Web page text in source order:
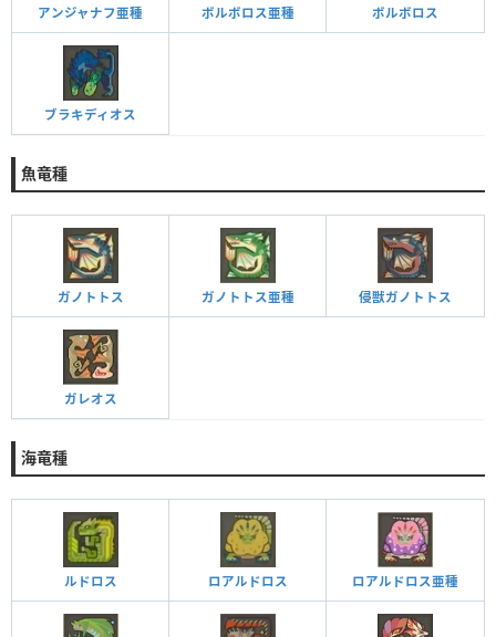
アンジャナフ亜種 ボルボロス亜種 ボルボロス
ブラキディオス
魚竜種
ガノトトス ガノトトス亜種 侵獣ガノトトス
ガレオス
海竜種
ルドロス ロアルドロス ロアルドロス亜種